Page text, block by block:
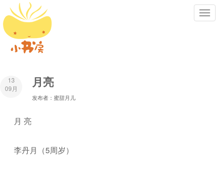
13
09月
月亮
发布者：蜜甜月儿
月 亮
李丹月（5周岁）